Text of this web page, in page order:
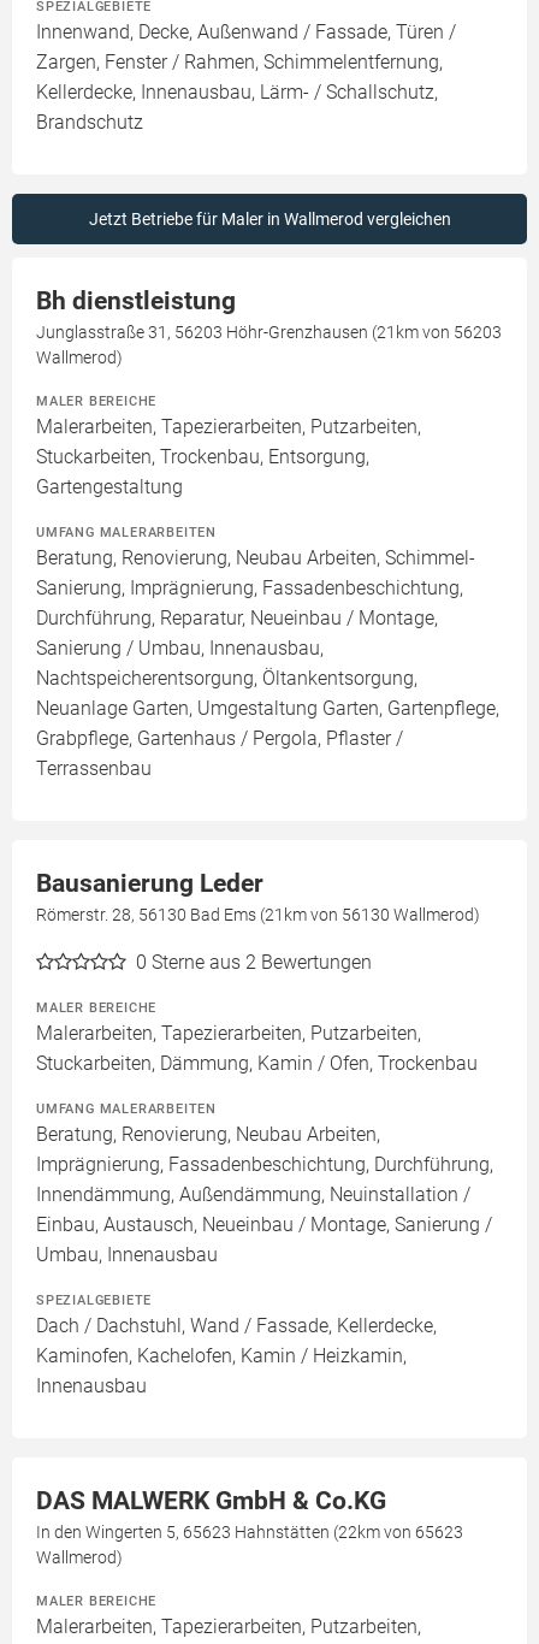
SPEZIALGEBIETE
Innenwand, Decke, Außenwand / Fassade, Türen /
Zargen, Fenster / Rahmen, Schimmelentfernung,
Kellerdecke, Innenausbau, Lärm- / Schallschutz,
Brandschutz
Jetzt Betriebe für Maler in Wallmerod vergleichen
Bh dienstleistung
Junglasstraße 31, 56203 Höhr-Grenzhausen (21km von 56203
Wallmerod)
MALER BEREICHE
Malerarbeiten, Tapezierarbeiten, Putzarbeiten,
Stuckarbeiten, Trockenbau, Entsorgung,
Gartengestaltung
UMFANG MALERARBEITEN
Beratung, Renovierung, Neubau Arbeiten, Schimmel-
Sanierung, Imprägnierung, Fassadenbeschichtung,
Durchführung, Reparatur, Neueinbau / Montage,
Sanierung / Umbau, Innenausbau,
Nachtspeicherentsorgung, Öltankentsorgung,
Neuanlage Garten, Umgestaltung Garten, Gartenpflege,
Grabpflege, Gartenhaus / Pergola, Pflaster /
Terrassenbau
Bausanierung Leder
Römerstr. 28, 56130 Bad Ems (21km von 56130 Wallmerod)
0 Sterne aus 2 Bewertungen
MALER BEREICHE
Malerarbeiten, Tapezierarbeiten, Putzarbeiten,
Stuckarbeiten, Dämmung, Kamin / Ofen, Trockenbau
UMFANG MALERARBEITEN
Beratung, Renovierung, Neubau Arbeiten,
Imprägnierung, Fassadenbeschichtung, Durchführung,
Innendämmung, Außendämmung, Neuinstallation /
Einbau, Austausch, Neueinbau / Montage, Sanierung /
Umbau, Innenausbau
SPEZIALGEBIETE
Dach / Dachstuhl, Wand / Fassade, Kellerdecke,
Kaminofen, Kachelofen, Kamin / Heizkamin,
Innenausbau
DAS MALWERK GmbH & Co.KG
In den Wingerten 5, 65623 Hahnstätten (22km von 65623
Wallmerod)
MALER BEREICHE
Malerarbeiten, Tapezierarbeiten, Putzarbeiten,